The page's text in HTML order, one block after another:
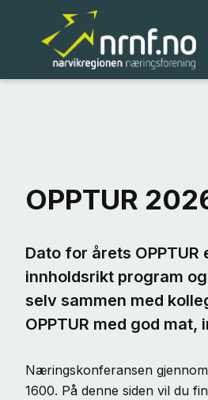
OPPTUR
Dato for årets
innholdsrikt program
selv sammen med
OPPTUR med god
Næringskonferansen
1600. På denne siden vil du